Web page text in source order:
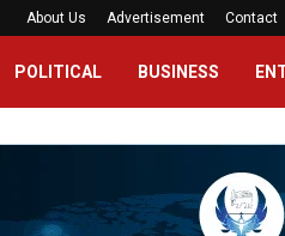
About Us Advertisement Contact
POLITICAL BUSINESS